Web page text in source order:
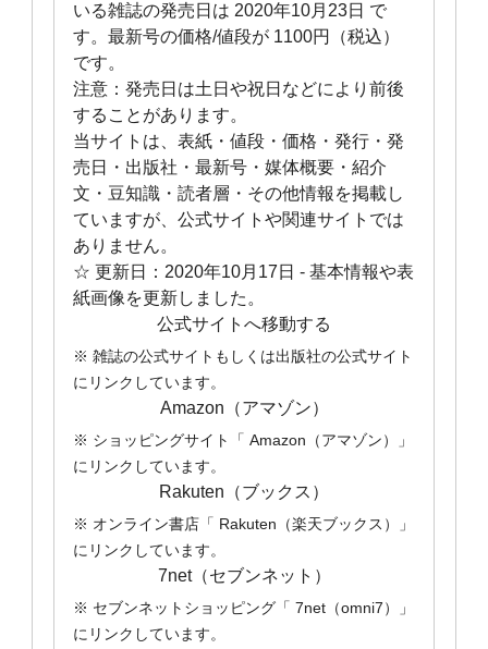
いる雑誌の発売日は 2020年10月23日 で
す。最新号の価格/値段が 1100円（税込）
です。
注意：発売日は土日や祝日などにより前後
することがあります。
当サイトは、表紙・値段・価格・発行・発
売日・出版社・最新号・媒体概要・紹介
文・豆知識・読者層・その他情報を掲載し
ていますが、公式サイトや関連サイトでは
ありません。
☆ 更新日： 2020年10月17日 - 基本情報や表
紙画像を更新しました。
公式サイトへ移動する
※ 雑誌の公式サイトもしくは出版社の公式サイト
にリンクしています。
Amazon（アマゾン）
※ ショッピングサイト「 Amazon（アマゾン）」
にリンクしています。
Rakuten（ブックス）
※ オンライン書店「 Rakuten（楽天ブックス）」
にリンクしています。
7net（セブンネット）
※ セブンネットショッピング「 7net（omni7）」
にリンクしています。